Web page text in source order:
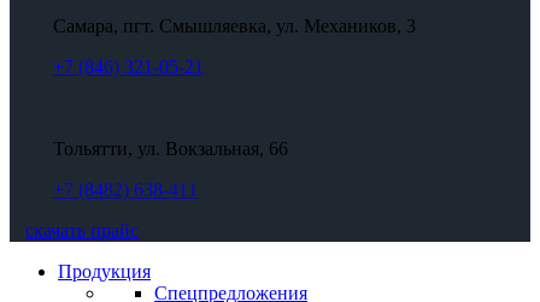
Самара, пгт. Смышляевка, ул. Механиков, 3
+7 (846) 321-05-21
Тольятти, ул. Вокзальная, 66
+7 (8482) 638-411
скачать прайс
Продукция
Спецпредложения